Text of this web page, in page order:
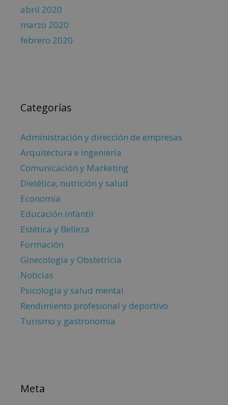
abril 2020
marzo 2020
febrero 2020
Categorías
Administración y dirección de empresas
Arquitectura e ingeniería
Comunicación y Marketing
Dietética, nutrición y salud
Economía
Educación infantil
Estética y Belleza
Formación
Ginecología y Obstetrícia
Noticias
Psicología y salud mental
Rendimiento profesional y deportivo
Turismo y gastronomía
Meta